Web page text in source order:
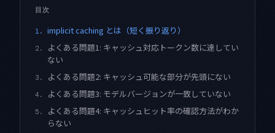
目次
1. implicit caching とは（短く振り返り）
2.
よくある問題1: キャッシュ対応トークン数に達してい
ない
3. よくある問題2: キャッシュ可能な部分が先頭にない
4. よくある問題3: モデルバージョンが一致していない
5.
よくある問題4: キャッシュヒット率の確認方法がわか
らない